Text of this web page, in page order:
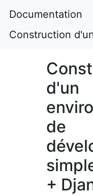
Documentation
Construction
d'un
de
+